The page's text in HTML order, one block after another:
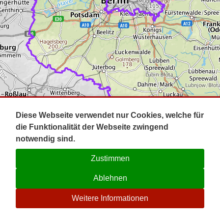
Impressum
Kontakt
☉
Diese Webseite verwendet nur Cookies, welche für
die Funktionalität der Webseite zwingend
notwendig sind.
Zustimmen
Ablehnen
Weitere Informationen